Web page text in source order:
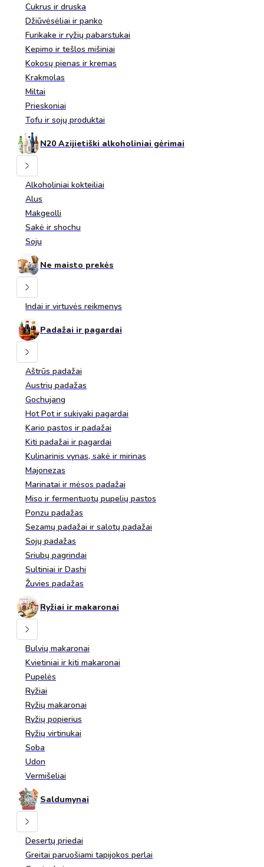
Cukrus ir druska
Džiūvėsėliai ir panko
Furikake ir ryžių pabarstukai
Kepimo ir tešlos mišiniai
Kokosų pienas ir kremas
Krakmolas
Miltai
Prieskoniai
Tofu ir sojų produktai
N20 Azijietiški alkoholiniai gėrimai
Alkoholiniai kokteiliai
Alus
Makgeolli
Sakė ir shochu
Soju
Ne maisto prekės
Indai ir virtuvės reikmenys
Padažai ir pagardai
Aštrūs padažai
Austrių padažas
Gochujang
Hot Pot ir sukiyaki pagardai
Kario pastos ir padažai
Kiti padažai ir pagardai
Kulinarinis vynas, sakė ir mirinas
Majonezas
Marinatai ir mėsos padažai
Miso ir fermentuotų pupelių pastos
Ponzu padažas
Sezamų padažai ir salotų padažai
Sojų padažas
Sriubų pagrindai
Sultiniai ir Dashi
Žuvies padažas
Ryžiai ir makaronai
Bulvių makaronai
Kvietiniai ir kiti makaronai
Pupelės
Ryžiai
Ryžių makaronai
Ryžių popierius
Ryžių virtinukai
Soba
Udon
Vermišeliai
Saldumynai
Desertų priedai
Greitai paruošiami tapijokos perlai